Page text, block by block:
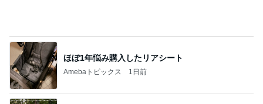
ほぼ1年悩み購入したリアシート
Amebaトピックス 1日前